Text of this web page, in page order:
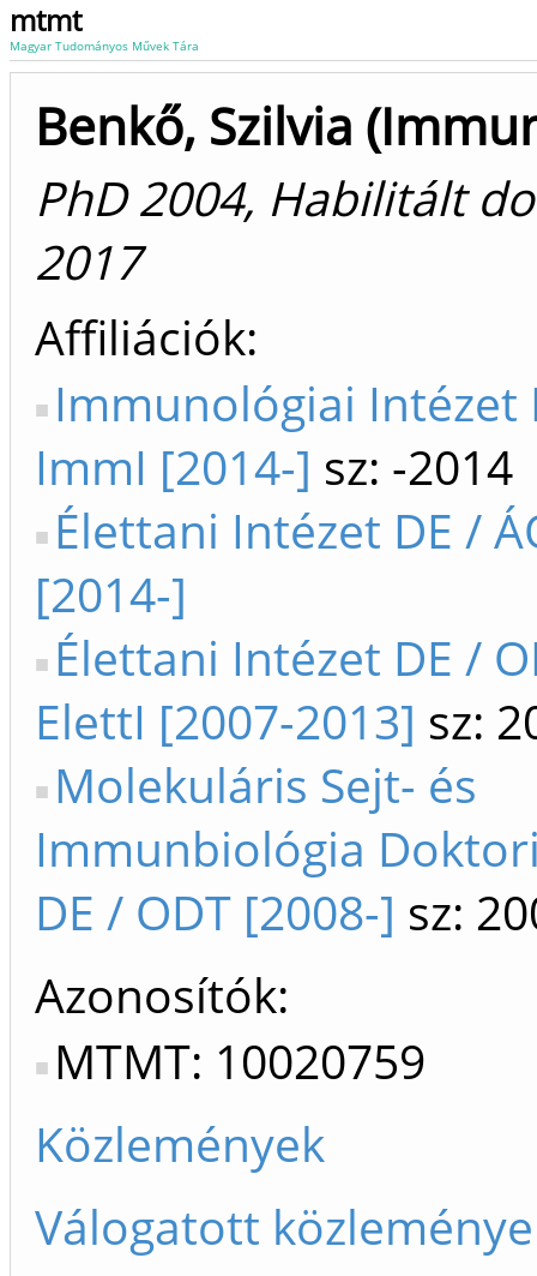
mtmt
Magyar Tudományos Művek Tára
Benkő, Szilvia
PhD 2004, Habilitált
2017
Affiliációk
Immunológiai Intézet
ImmI [2014-] sz: -2014
Élettani Intézet DE /
[2014-]
Élettani Intézet DE /
ElettI [2007-2013] sz:
Molekuláris Sejt- és
Immunbiológia
DE / ODT [2008-] sz:
Azonosítók
MTMT: 10020759
Közlemények
Válogatott